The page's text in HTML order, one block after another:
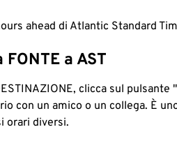
ahead di Atlantic Standard
a AST
clicca sul pulsante
con un amico o un collega. È
orari diversi.